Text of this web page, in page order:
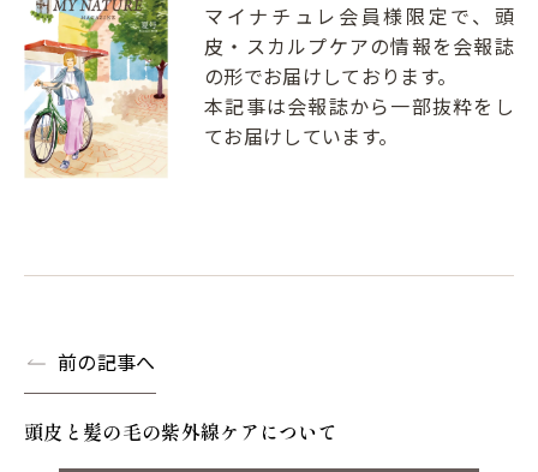
マイナチュレ会員様限定で、頭
皮・スカルプケアの情報を会報誌
の形でお届けしております。
本記事は会報誌から一部抜粋をし
てお届けしています。
前の記事へ
頭皮と髪の毛の紫外線ケアについて